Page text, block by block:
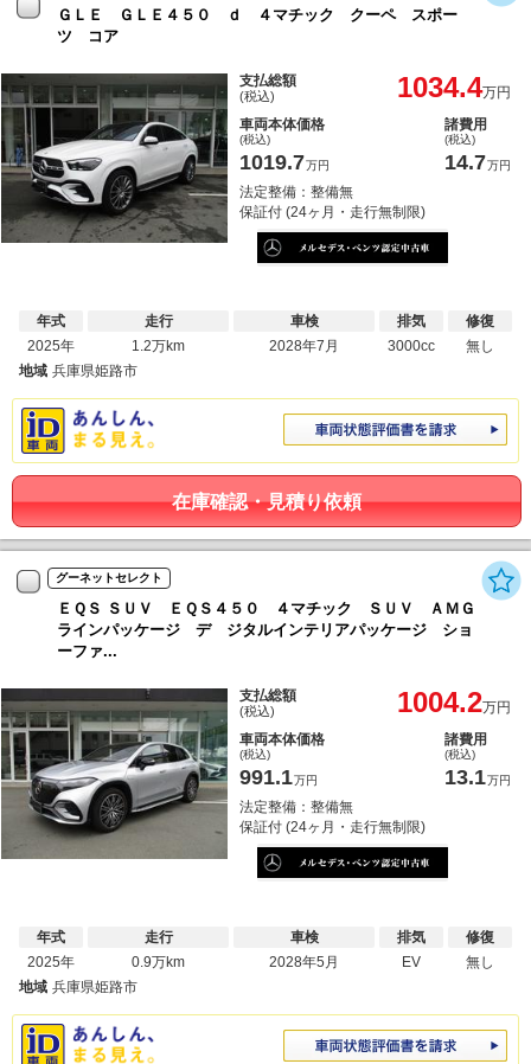
ＧＬＥ ＧＬＥ４５０ ｄ ４マチック クーペ スポー
ツ コア
支払総額
(税込) 1034.4万円
車両本体価格
(税込)
1019.7万円
諸費用
(税込)
14.7万円
法定整備：整備無
保証付 (24ヶ月・走行無制限)
年式
2025年
走行
1.2万km
車検
2028年7月
排気
3000cc
修復
無し
地域 兵庫県姫路市
在庫確認・見積り依頼
グーネットセレクト
ＥＱＳ ＳＵＶ ＥＱＳ４５０ ４マチック ＳＵＶ ＡＭＧ
ラインパッケージ デ ジタルインテリアパッケージ ショ
ーファ...
支払総額
(税込) 1004.2万円
車両本体価格
(税込)
991.1万円
諸費用
(税込)
13.1万円
法定整備：整備無
保証付 (24ヶ月・走行無制限)
年式
2025年
走行
0.9万km
車検
2028年5月
排気
EV
修復
無し
地域 兵庫県姫路市